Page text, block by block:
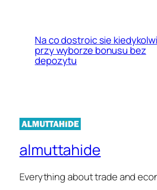
Na co dostroic sie
przy wyborze bonusu bez
depozytu
almuttahide
Everything about trade and